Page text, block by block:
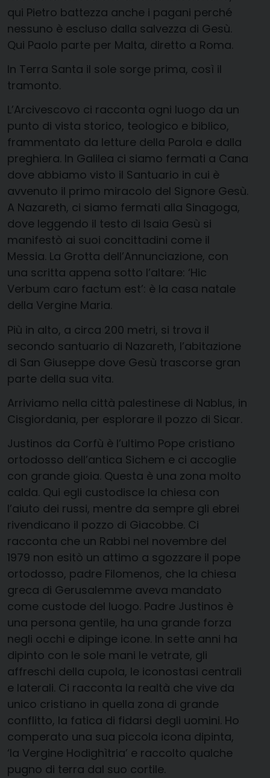
qui Pietro battezza anche i pagani perché
nessuno è escluso dalla salvezza di Gesù.
Qui Paolo parte per Malta, diretto a Roma.
In Terra Santa il sole sorge prima, così il
tramonto.
L’Arcivescovo ci racconta ogni luogo da un
punto di vista storico, teologico e biblico,
frammentato da letture della Parola e dalla
preghiera. In Galilea ci siamo fermati a Cana
dove abbiamo visto il Santuario in cui è
avvenuto il primo miracolo del Signore Gesù.
A Nazareth, ci siamo fermati alla Sinagoga,
dove leggendo il testo di Isaia Gesù si
manifestò ai suoi concittadini come il
Messia. La Grotta dell’Annunciazione, con
una scritta appena sotto l’altare: ‘Hic
Verbum caro factum est’: è la casa natale
della Vergine Maria.
Più in alto, a circa 200 metri, si trova il
secondo santuario di Nazareth, l’abitazione
di San Giuseppe dove Gesù trascorse gran
parte della sua vita.
Arriviamo nella città palestinese di Nablus, in
Cisgiordania, per esplorare il pozzo di Sicar.
Justinos da Corfù è l’ultimo Pope cristiano
ortodosso dell’antica Sichem e ci accoglie
con grande gioia. Questa è una zona molto
calda. Qui egli custodisce la chiesa con
l’aiuto dei russi, mentre da sempre gli ebrei
rivendicano il pozzo di Giacobbe. Ci
racconta che un Rabbi nel novembre del
1979 non esitò un attimo a sgozzare il pope
ortodosso, padre Filomenos, che la chiesa
greca di Gerusalemme aveva mandato
come custode del luogo. Padre Justinos è
una persona gentile, ha una grande forza
negli occhi e dipinge icone. In sette anni ha
dipinto con le sole mani le vetrate, gli
affreschi della cupola, le iconostasi centrali
e laterali. Ci racconta la realtà che vive da
unico cristiano in quella zona di grande
conflitto, la fatica di fidarsi degli uomini. Ho
comperato una sua piccola icona dipinta,
‘la Vergine Hodighìtria’ e raccolto qualche
pugno di terra dal suo cortile.